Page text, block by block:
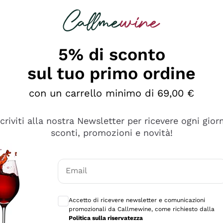
diversi e con un ampio range di prezzo. Le
5% di sconto
sul tuo primo ordine
con un carrello minimo di 69,00 €
alla nostra Newsletter per ricevere ogni
sconti, promozioni e novità!
Email
Accetto di ricevere newsletter e comunicazioni
promozionali da Callmewine, come richiesto dalla
Politica sulla riservatezza